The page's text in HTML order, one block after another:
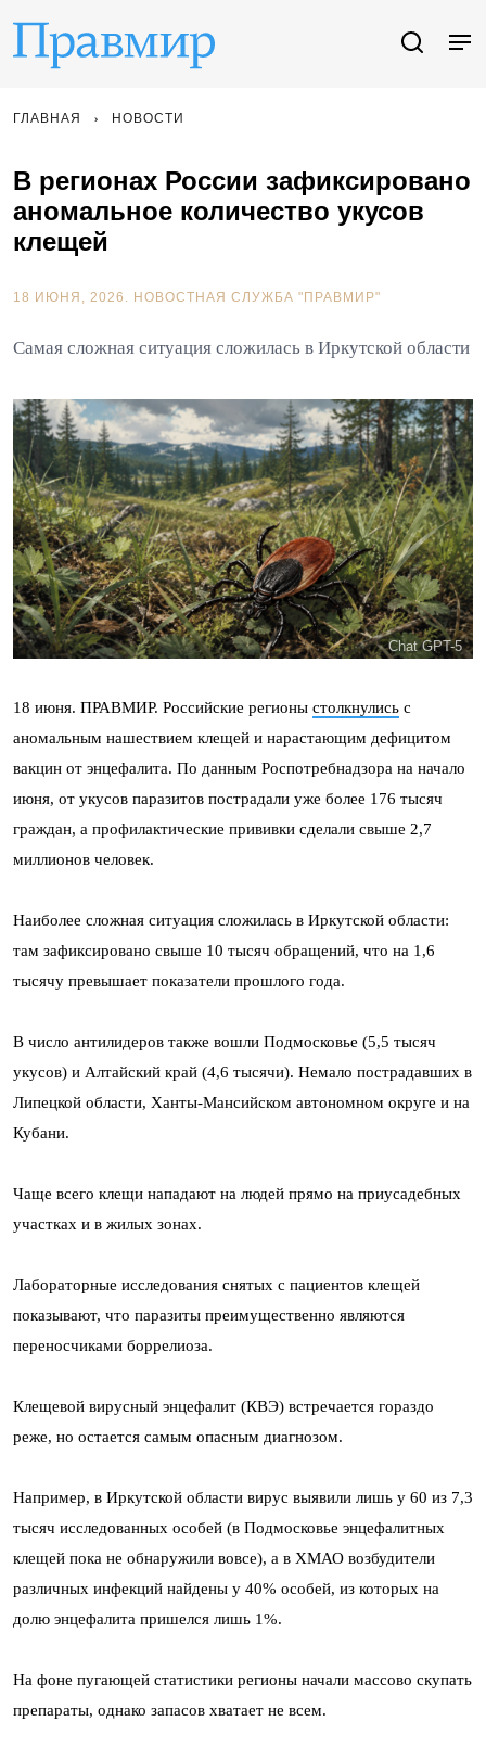
ГЛАВНАЯ НОВОСТИ
В регионах России зафиксировано
аномальное количество укусов
клещей
18 ИЮНЯ, 2026. НОВОСТНАЯ СЛУЖБА "ПРАВМИР"
Самая сложная ситуация сложилась в Иркутской области
Chat GPT-5
18 июня. ПРАВМИР. Российские регионы столкнулись с
аномальным нашествием клещей и нарастающим дефицитом
вакцин от энцефалита. По данным Роспотребнадзора на начало
июня, от укусов паразитов пострадали уже более 176 тысяч
граждан, а профилактические прививки сделали свыше 2,7
миллионов человек.
Наиболее сложная ситуация сложилась в Иркутской области:
там зафиксировано свыше 10 тысяч обращений, что на 1,6
тысячу превышает показатели прошлого года.
В число антилидеров также вошли Подмосковье (5,5 тысяч
укусов) и Алтайский край (4,6 тысячи). Немало пострадавших в
Липецкой области, Ханты-Мансийском автономном округе и на
Кубани.
Чаще всего клещи нападают на людей прямо на приусадебных
участках и в жилых зонах.
Лабораторные исследования снятых с пациентов клещей
показывают, что паразиты преимущественно являются
переносчиками боррелиоза.
Клещевой вирусный энцефалит (КВЭ) встречается гораздо
реже, но остается самым опасным диагнозом.
Например, в Иркутской области вирус выявили лишь у 60 из 7,3
тысяч исследованных особей (в Подмосковье энцефалитных
клещей пока не обнаружили вовсе), а в ХМАО возбудители
различных инфекций найдены у 40% особей, из которых на
долю энцефалита пришелся лишь 1%.
На фоне пугающей статистики регионы начали массово скупать
препараты, однако запасов хватает не всем.